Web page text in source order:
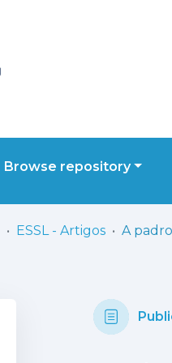
Browse repository
ESSL - Artigos